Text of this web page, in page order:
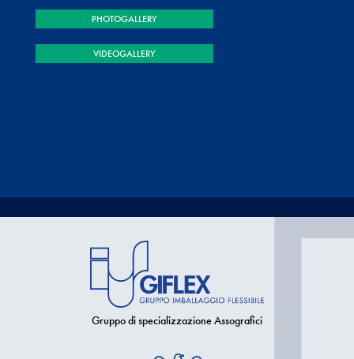
PHOTOGALLERY
VIDEOGALLERY
Gruppo di specializzazione Assografici